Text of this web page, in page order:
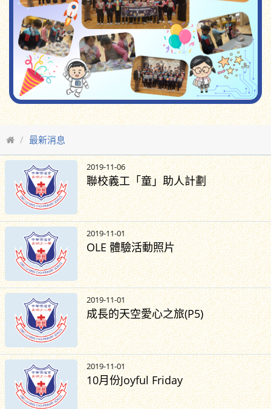
最新消息
2019-11-06
聯校義工「童」助人計劃
2019-11-01
OLE 體驗活動照片
2019-11-01
成長的天空愛心之旅(P5)
2019-11-01
10月份Joyful Friday